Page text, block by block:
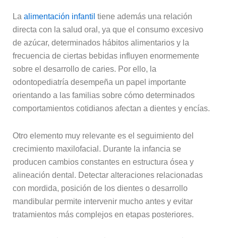
La alimentación infantil tiene además una relación
directa con la salud oral, ya que el consumo excesivo
de azúcar, determinados hábitos alimentarios y la
frecuencia de ciertas bebidas influyen enormemente
sobre el desarrollo de caries. Por ello, la
odontopediatría desempeña un papel importante
orientando a las familias sobre cómo determinados
comportamientos cotidianos afectan a dientes y encías.
Otro elemento muy relevante es el seguimiento del
crecimiento maxilofacial. Durante la infancia se
producen cambios constantes en estructura ósea y
alineación dental. Detectar alteraciones relacionadas
con mordida, posición de los dientes o desarrollo
mandibular permite intervenir mucho antes y evitar
tratamientos más complejos en etapas posteriores.